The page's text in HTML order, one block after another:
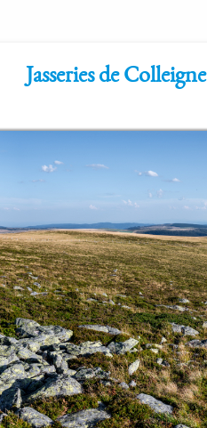
Jasseries de Colleigne